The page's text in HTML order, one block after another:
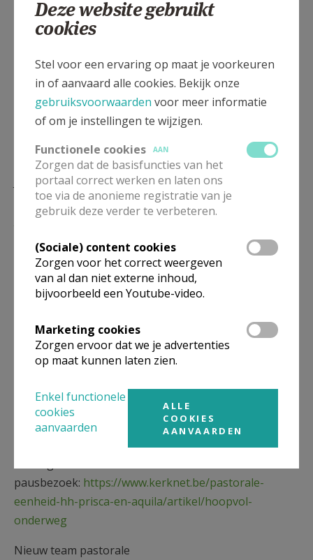
Adventsactie in onze
https://www.kerknet.be/pastorale-eenheid-hh-
Digitale
adventsretraite:
https://www.kerknet.be/pastorale-
eenheid-hh-prisca-en-aquila/artikel/zie-ik-maak-
alles-nieuw-adventsretraite
Afscheid van
Johan:https://www.kerknet.be/pastorale-eenheid-
hh-prisca-en-aquila/artikel/afscheid-van-pater-
johan-en-pastoraal-werkster
Oktober 2024
Wereldquiz 11.11.11:
https://www.kerknet.be/pastorale-eenheid-hh-
Lezingen bij de Kapucijnen in
Herentals:https://www.kerknet.be/pastorale-
franciscus?microsite=1146
September 2024
pausbezoek: https://www.kerknet.be/pastorale-
eenheid-hh-prisca-en-aquila/artikel/hoopvol-
onderweg
Nieuw team pastorale
Deze website gebruikt
cookies
Stel voor een ervaring op maat je voorkeuren
in of aanvaard alle cookies. Bekijk onze
gebruiksvoorwaarden voor meer informatie
of om je instellingen te wijzigen.
Functionele cookies
AAN
Zorgen dat de basisfuncties van het
portaal correct werken en laten ons
toe via de anonieme registratie van je
gebruik deze verder te verbeteren.
(Sociale) content cookies
Zorgen voor het correct weergeven
van al dan niet externe inhoud,
bijvoorbeeld een Youtube-video.
Marketing cookies
Zorgen ervoor dat we je advertenties
op maat kunnen laten zien.
Enkel functionele
cookies
aanvaarden
ALLE
COOKIES
AANVAARDEN